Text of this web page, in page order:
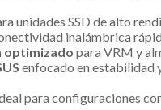
unidades SSD de alto
inalámbrica
optimizado para VRM y
enfocado en estabilidad
para configuraciones